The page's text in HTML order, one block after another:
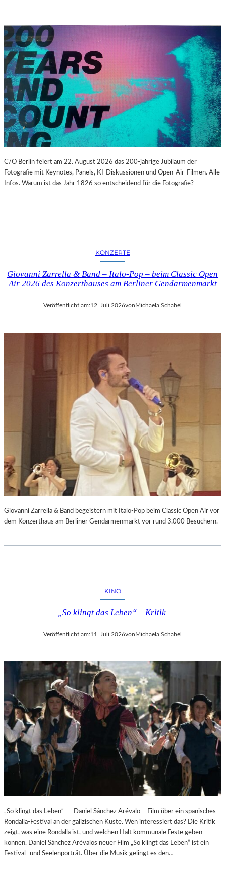
C/O Berlin feiert am 22. August 2026 das 200-jährige Jubiläum der
Fotografie mit Keynotes, Panels, KI-Diskussionen und Open-Air-Filmen. Alle
Infos. Warum ist das Jahr 1826 so entscheidend für die Fotografie?
KONZERTE
Giovanni Zarrella & Band – Italo-Pop – beim Classic Open
Air 2026 des Konzerthauses am Berliner Gendarmenmarkt
Veröffentlicht am:12. Juli 2026von Michaela Schabel
Giovanni Zarrella & Band begeistern mit Italo-Pop beim Classic Open Air vor
dem Konzerthaus am Berliner Gendarmenmarkt vor rund 3.000 Besuchern.
KINO
„So klingt das Leben“ – Kritik
Veröffentlicht am:11. Juli 2026vonMichaela Schabel
„So klingt das Leben“ – Daniel Sánchez Arévalo – Film über ein spanisches
Rondalla-Festival an der galizischen Küste. Wen interessiert das? Die Kritik
zeigt, was eine Rondalla ist, und welchen Halt kommunale Feste geben
können. Daniel Sánchez Arévalos neuer Film „So klingt das Leben“ ist ein
Festival- und Seelenporträt. Über die Musik gelingt es den…